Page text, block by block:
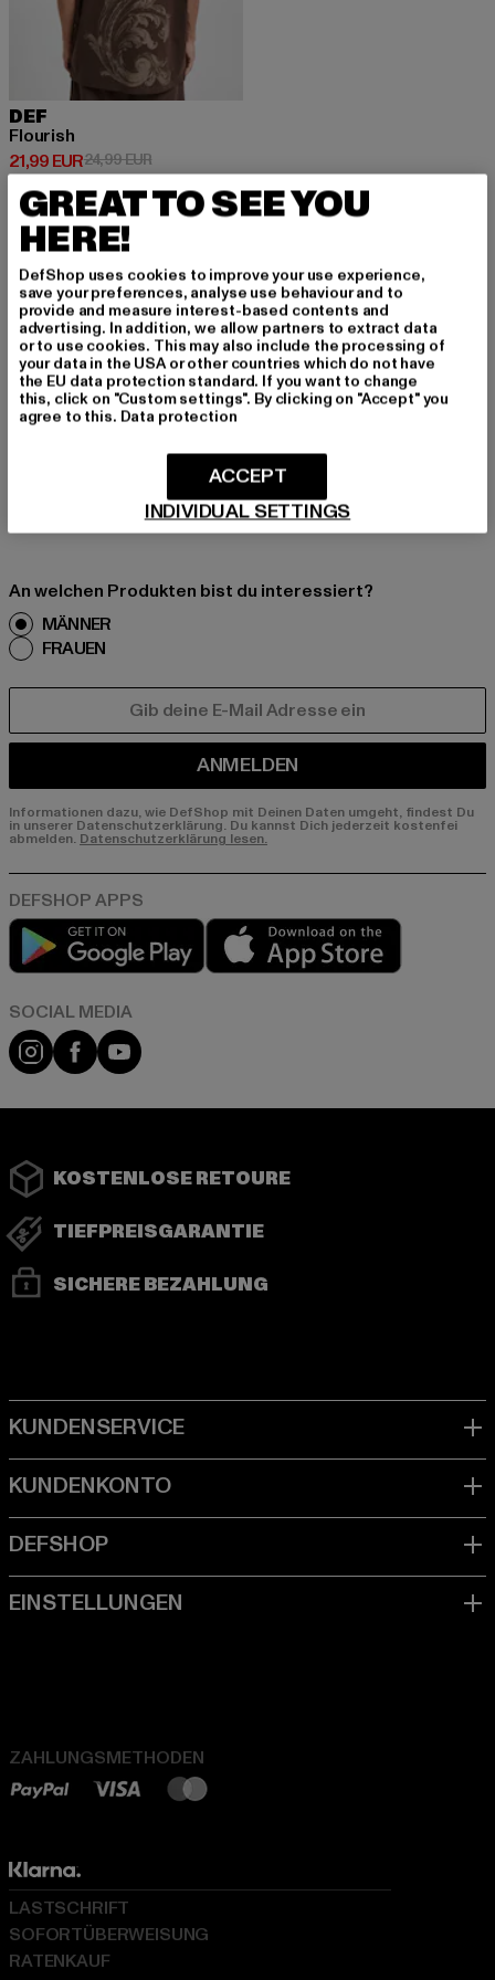
DEF
Flourish
21,99 EUR
Derzeitiger Preis: 21,99 EUR
24,99 EURAktionspreis: 24,99 EUR
MELDE DICH AN, UM
INSPIRIERT ZU BLEI
BEN!
erhalte künftig Informationen über aktuelle Tre
nds, Angebote und Gutscheine von DefShop p
An welchen Produkten bist du interessiert?
MÄNNER
FRAUEN
ANMELDEN
Informationen dazu, wie DefShop mit Deinen Daten umgeht, findest Du
in unserer Datenschutzerklärung. Du kannst Dich jederzeit kostenfei
abmelden. Datenschutzerklärung lesen.
Play market
Instagram
FacebookYouTube
KOSTENLOSE RETOURE
TIEFPREISGARANTIE
SICHERE BEZAHLUNG
ZAHLUNGSMETHODEN
LASTSCHRIFT
SOFORTÜBERWEISUNG
RATENKAUF
GREAT TO SEE YOU
HERE!
DefShop uses cookies to improve your use experience,
save your preferences, analyse use behaviour and to
provide and measure interest-based contents and
advertising. In addition, we allow partners to extract data
or to use cookies. This may also include the processing of
your data in the USA or other countries which do not have
the EU data protection standard. If you want to change
this, click on "Custom settings". By clicking on "Accept" you
agree to this. Data protection
INDIVIDUAL SETTINGS
ACCEPT